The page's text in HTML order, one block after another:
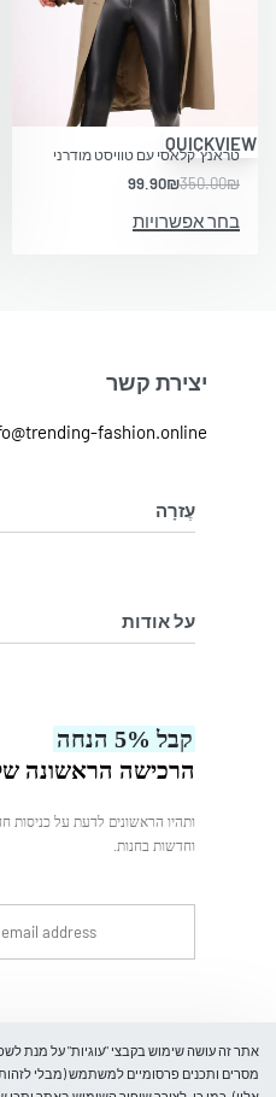
-71% OFF
QUICKVIEW
טראנץ’ קלאסי עם טוויסט מודרני
350.00₪
99.90₪
בחר אפשרויות
יצירת קשר
fashion.online
עֶזרָה
מדיניות פרטיות
על אודות
עלינו
צור קשר
קבל 5% הנחה
הרכישה הראשונה
ותהיו הראשונים לדעת על כניסות
וחדשות בחנות.
לִקְנוֹת
אתר זה עושה שימוש בקבצי "עוגיות" על מנת
מסרים ותכנים פרסומיים למשתמש (מבלי